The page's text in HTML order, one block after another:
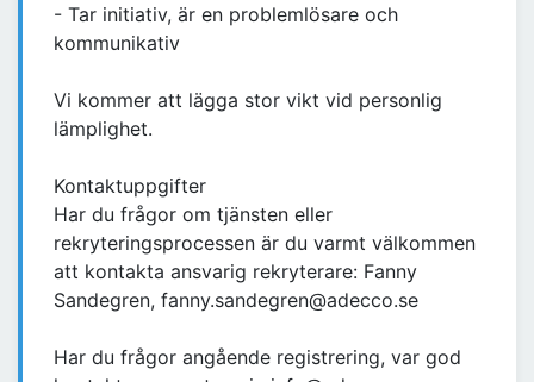
- Tar initiativ, är en problemlösare och
kommunikativ
Vi kommer att lägga stor vikt vid personlig
lämplighet.
Kontaktuppgifter
Har du frågor om tjänsten eller
rekryteringsprocessen är du varmt välkommen
att kontakta ansvarig rekryterare: Fanny
Sandegren, fanny.sandegren@adecco.se
Har du frågor angående registrering, var god